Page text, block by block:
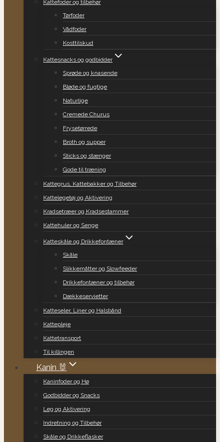
Kattefoder og tilbehør
Tørfoder
Vådfoder
Kosttilskud
Kattesnacks og godbidder
Sprøde og knasende
Bløde og fugtige
Naturlige
Cremede Churus
Frysetørrede
Broth og supper
Sticks og stænger
Gode til træning
Kattegrus, Kattebakker og Tilbehør
Kattelegetøj og Aktivering
Kradsetræer og Kradsestammer
Kattehuler og Senge
Katteskåle og Drikkefontæner
Skåle
Slikkemåtter og Slowfeeder
Drikkefontæner og tilbehør
Dækkeservietter
Katteseler, Liner og Halsbånd
Kattepleje
Kattetransport
Til killingen
Kanin 🐰
Kaninfoder og Hø
Godbidder og Snacks
Leg og Aktivering
Indretning og Tilbehør
Skåle og Drikkeflasker